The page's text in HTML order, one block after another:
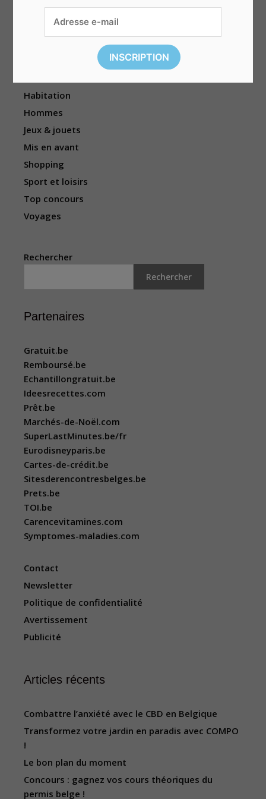
Divers
Électronique
Habitation
Hommes
Jeux & jouets
Mis en avant
Shopping
Sport et loisirs
Top concours
Voyages
Rechercher
Rechercher
Partenaires
Gratuit.be
Remboursé.be
Echantillongratuit.be
Ideesrecettes.com
Prêt.be
Marchés-de-Noël.com
SuperLastMinutes.be/fr
Eurodisneyparis.be
Cartes-de-crédit.be
Sitesderencontresbelges.be
Prets.be
TOI.be
Carencevitamines.com
Symptomes-maladies.com
Contact
Newsletter
Politique de confidentialité
Avertissement
Publicité
Articles récents
Combattre l’anxiété avec le CBD en Belgique
Transformez votre jardin en paradis avec COMPO
!
Le bon plan du moment
Concours : gagnez vos cours théoriques du
permis belge !